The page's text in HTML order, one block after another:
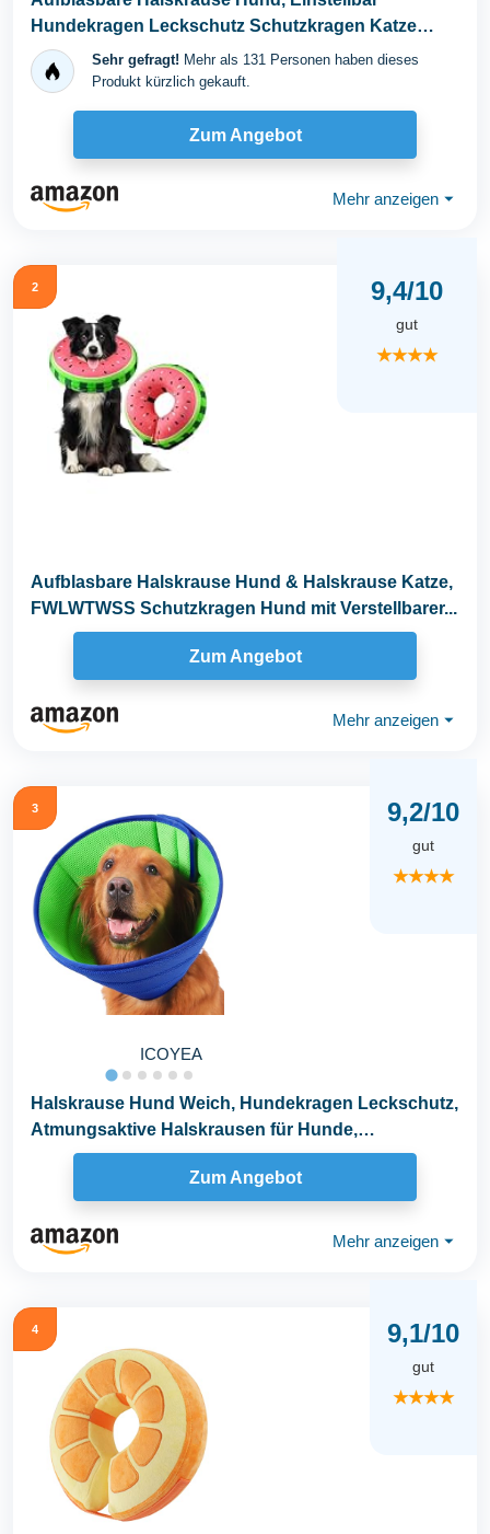
Hundekragen Leckschutz Schutzkragen Katze
Hundehalskrause...
Sehr gefragt! Mehr als 131 Personen haben dieses
Produkt kürzlich gekauft.
Zum Angebot
Mehr anzeigen ⏷
2 9,4/10
gut
★★★★
Aufblasbare Halskrause Hund & Halskrause Katze,
FWLWTWSS Schutzkragen Hund mit Verstellbarer...
Zum Angebot
Mehr anzeigen ⏷
3
ICOYEA
9,2/10
gut
★★★★
Halskrause Hund Weich, Hundekragen Leckschutz,
Atmungsaktive Halskrausen für Hunde,
Einstellbarer...
Zum Angebot
Mehr anzeigen ⏷
4 9,1/10
gut
★★★★